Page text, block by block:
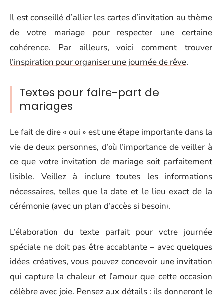
Il est conseillé d’allier les cartes d’invitation au thème
de votre mariage pour respecter une certaine
cohérence. Par ailleurs, voicicomment trouver
l’inspiration pour organiser une journée de rêve.
Textes pour faire-part de
mariages
Le fait de dire « oui » est une étape importante dans la
vie de deux personnes, d’où l’importance de veiller à
ce que votre invitation de mariage soit parfaitement
lisible. Veillez à inclure toutes les informations
nécessaires, telles que la date et le lieu exact de la
cérémonie (avec un plan d’accès si besoin).
L’élaboration du texte parfait pour votre journée
spéciale ne doit pas être accablante – avec quelques
idées créatives, vous pouvez concevoir une invitation
qui capture la chaleur et l’amour que cette occasion
célèbre avec joie. Pensez aux détails : ils donneront le